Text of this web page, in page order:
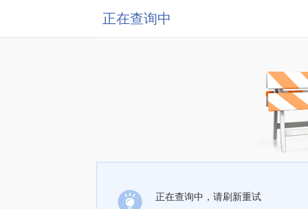
正在查询中
正在查询中，请刷新重试